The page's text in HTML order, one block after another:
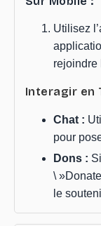
Utilisez
rejoindre
Interagir en
Chat :
pour
Dons :
\
le